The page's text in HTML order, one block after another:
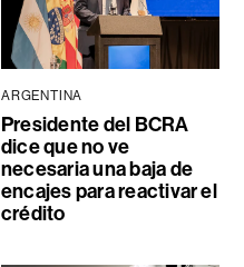
ARGENTINA
Presidente del BCRA
dice que no ve
necesaria una baja de
encajes para reactivar el
crédito